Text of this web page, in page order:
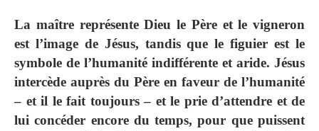
La maître représente Dieu le Père et le vigneron
est l’image de Jésus, tandis que le figuier est le
symbole de l’humanité indifférente et aride. Jésus
intercède auprès du Père en faveur de l’humanité
– et il le fait toujours – et le prie d’attendre et de
lui concéder encore du temps, pour que puissent